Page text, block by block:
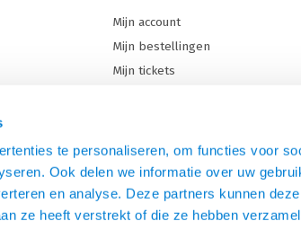
te personaliseren, om functies voor
Ook delen we informatie over uw
en analyse. Deze partners kunnen
ze heeft verstrekt of die ze hebben
Mijn account
Mijn bestellingen
Mijn tickets